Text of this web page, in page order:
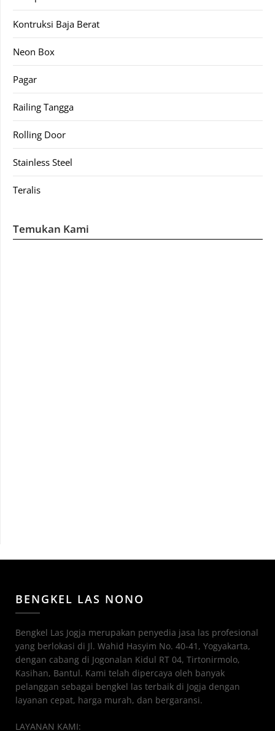
Kontruksi Baja Berat
Neon Box
Pagar
Railing Tangga
Rolling Door
Stainless Steel
Teralis
Temukan Kami
BENGKEL LAS NONO
Bengkel Las Jogja merupakan penyedia jasa las profesional
yang berlokasi di Jl. Wahid Hasyim No. 40-41, Yogyakarta,
dengan cabang di Jogonalan Kidul RT 04, Tirtonirmolo,
Kasihan, Bantul. Kami telah dipercaya oleh banyak
pelanggan sebagai bengkel las terbaik di Jogja dengan
layanan cepat, harga murah, dan bergaransi.
LAYANAN KAMI: